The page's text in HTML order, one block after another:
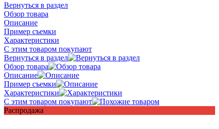
Вернуться в раздел
Обзор товара
Описание
Пример съемки
Характеристики
С этим товаром покупают
Вернуться в раздел
Обзор товара
Описание
Пример съемки
Характеристики
С этим товаром покупают
Распродажа